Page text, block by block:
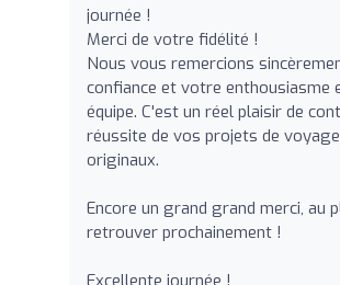
journée !
Merci de votre fidélité !
Nous vous remercions
confiance et votre enthousiasme
équipe. C'est un réel plaisir de
réussite de vos projets de
originaux.
Encore un grand grand merci, au
retrouver prochainement !
Excellente journée !